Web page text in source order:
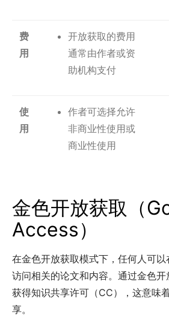
费
用
开放获取的费用
通常由作者或资
助机构支付
使
用
作者可选择允许
非商业性使用或
商业性使用
金色开放获取（
Access）
在金色开放获取模式下，任何人可
访问相关的论文和内容。通过金色
获得知识共享许可（CC），这意味
享。